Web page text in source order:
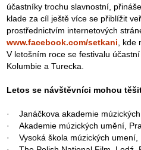
účastníky trochu slavnostní,
klade za cíl ještě více se přiblížit
prostřednictvím internetových
www.facebook.com/setkani ,
V letošním roce se festivalu
Kolumbie a Turecka.
Letos se návštěvníci mohou
· Janáčkova akademie
· Akademie múzických umění,
· Vysoká škola múzických umení,